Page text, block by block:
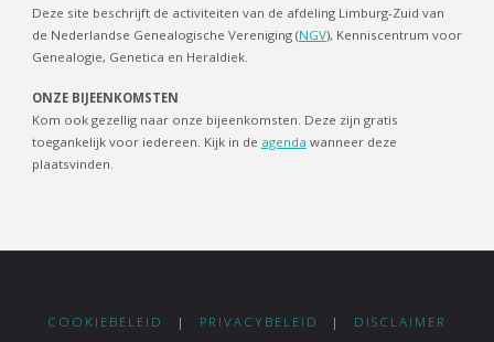
Deze site beschrijft de activiteiten van de afdeling Limburg-Zuid van
de Nederlandse Genealogische Vereniging (NGV), Kenniscentrum voor
Genealogie, Genetica en Heraldiek.
ONZE BIJEENKOMSTEN
Kom ook gezellig naar onze bijeenkomsten. Deze zijn gratis
toegankelijk voor iedereen. Kijk in de agenda wanneer deze
plaatsvinden.
COOKIEBELEID | PRIVACYBELEID | DISCLAIMER